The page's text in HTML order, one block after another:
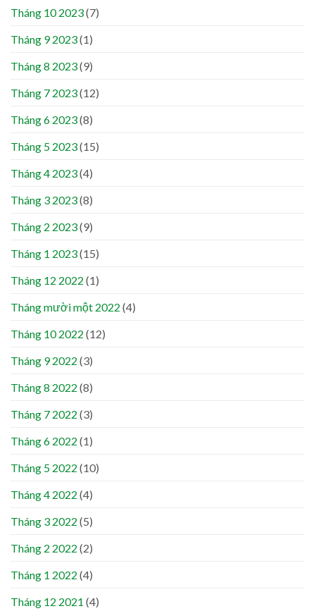
Tháng 10 2023(7)
Tháng 9 2023(1)
Tháng 8 2023(9)
Tháng 7 2023(12)
Tháng 6 2023(8)
Tháng 5 2023(15)
Tháng 4 2023(4)
Tháng 3 2023(8)
Tháng 2 2023(9)
Tháng 1 2023(15)
Tháng 12 2022 (1)
Tháng mười một 2022 (4)
Tháng 10 2022 (12)
Tháng 9 2022 (3)
Tháng 8 2022 (8)
Tháng 7 2022 (3)
Tháng 6 2022 (1)
Tháng 5 2022 (10)
Tháng 4 2022 (4)
Tháng 3 2022 (5)
Tháng 2 2022 (2)
Tháng 1 2022 (4)
Tháng 12 2021 (4)